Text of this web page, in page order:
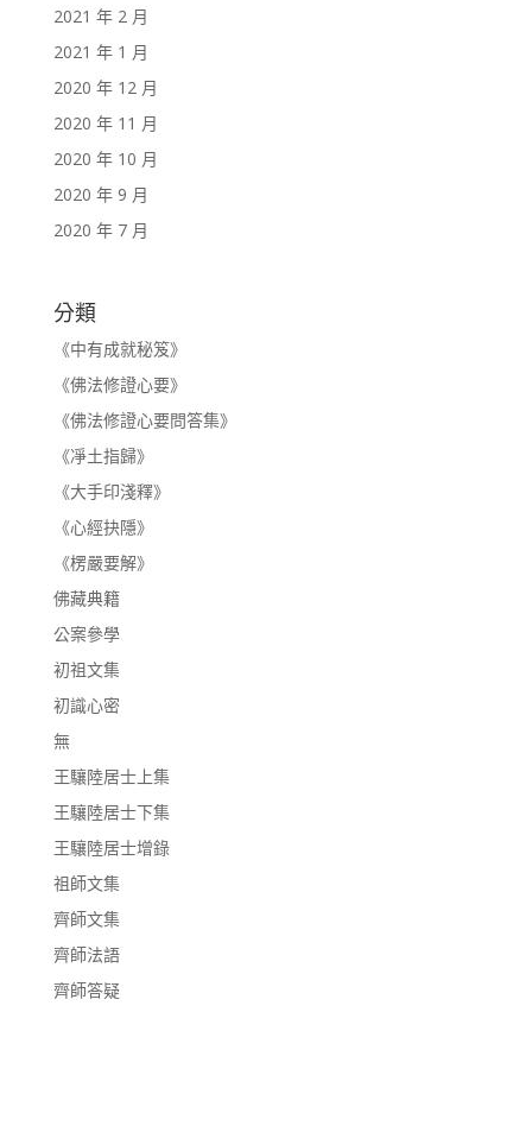
2021 年 2 月
2021 年 1 月
2020 年 12 月
2020 年 11 月
2020 年 10 月
2020 年 9 月
2020 年 7 月
分類
《中有成就秘笈》
《佛法修證心要》
《佛法修證心要問答集》
《凈土指歸》
《大手印淺釋》
《心經抉隱》
《楞嚴要解》
佛藏典籍
公案參學
初祖文集
初識心密
無
王驤陸居士上集
王驤陸居士下集
王驤陸居士增錄
祖師文集
齊師文集
齊師法語
齊師答疑